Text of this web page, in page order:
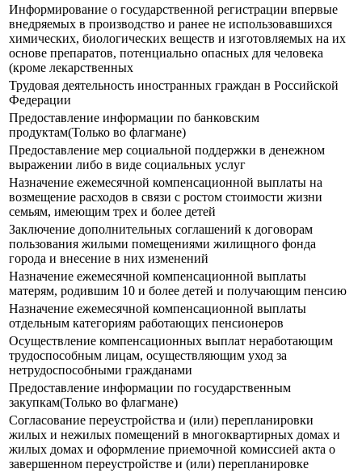
Информирование о государственной регистрации впервые
внедряемых в производство и ранее не использовавшихся
химических, биологических веществ и изготовляемых на их
основе препаратов, потенциально опасных для человека
(кроме лекарственных
Трудовая деятельность иностранных граждан в Российской
Федерации
Предоставление информации по банковским
продуктам(Только во флагмане)
Предоставление мер социальной поддержки в денежном
выражении либо в виде социальных услуг
Назначение ежемесячной компенсационной выплаты на
возмещение расходов в связи с ростом стоимости жизни
семьям, имеющим трех и более детей
Заключение дополнительных соглашений к договорам
пользования жилыми помещениями жилищного фонда
города и внесение в них изменений
Назначение ежемесячной компенсационной выплаты
матерям, родившим 10 и более детей и получающим пенсию
Назначение ежемесячной компенсационной выплаты
отдельным категориям работающих пенсионеров
Осуществление компенсационных выплат неработающим
трудоспособным лицам, осуществляющим уход за
нетрудоспособными гражданами
Предоставление информации по государственным
закупкам(Только во флагмане)
Согласование переустройства и (или) перепланировки
жилых и нежилых помещений в многоквартирных домах и
жилых домах и оформление приемочной комиссией акта о
завершенном переустройстве и (или) перепланировке